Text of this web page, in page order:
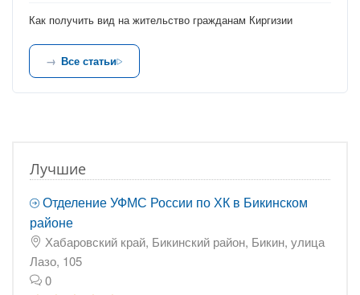
Как получить вид на жительство гражданам Киргизии
Все статьи
Лучшие
Отделение УФМС России по ХК в Бикинском
районе
Хабаровский край, Бикинский район, Бикин, улица
Лазо, 105
0